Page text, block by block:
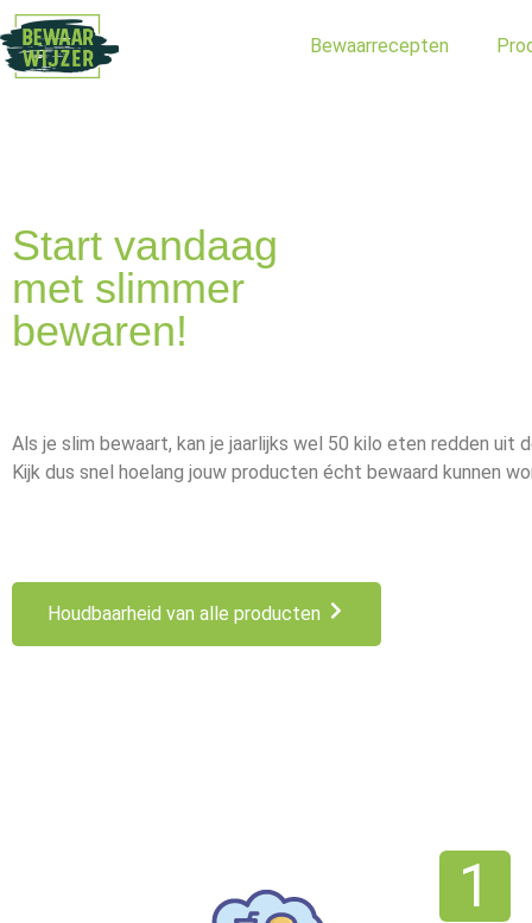
Bewaarrecepten
Start vandaag
met slimmer
bewaren!
Als je slim bewaart, kan je jaarlijks wel 50 kilo eten redden uit
Kijk dus snel hoelang jouw producten écht bewaard kunnen
Houdbaarheid van alle producten
1